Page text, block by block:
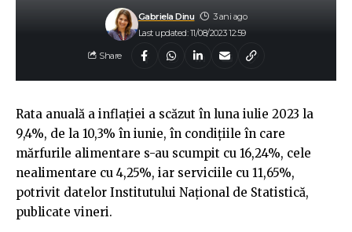
Last updated: 11/08/2023 12:59
Gabriela Dinu 3 ani ago
Share
Rata anuală a inflaţiei a scăzut în luna iulie 2023 la
9,4%, de la 10,3% în iunie, în condiţiile în care
mărfurile alimentare s-au scumpit cu 16,24%, cele
nealimentare cu 4,25%, iar serviciile cu 11,65%,
potrivit datelor Institutului Naţional de Statistică,
publicate vineri.